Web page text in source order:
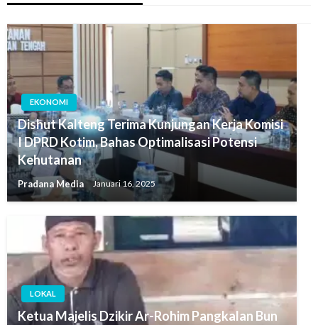
EKONOMI
Dishut Kalteng Terima Kunjungan Kerja Komisi
I DPRD Kotim, Bahas Optimalisasi Potensi
Kehutanan
Pradana Media Januari 16, 2025
LOKAL
Ketua Majelis Dzikir Ar-Rohim Pangkalan Bun